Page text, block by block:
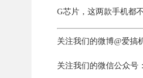
G芯片，这两款手机都
关注我们的微博@爱搞
关注我们的微信公众号